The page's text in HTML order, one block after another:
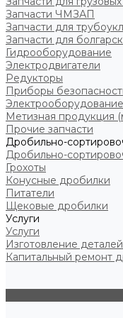
Запчасти ЧМЗАП
Запчасти для
Запчасти для
Гидрооборудование
Электродвигатели
Редукторы
Приборы
Электрооборудование
Метизная продукция
Прочие запчасти
Дробильно-
Дробильно-
Грохоты
Конусные дробилки
Питатели
Щековые дробилки
Услуги
Услуги
Изготовление
Капитальный ремонт